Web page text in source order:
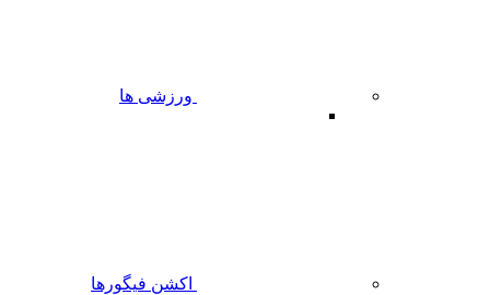
ورزشی ها
اکشن فیگورها